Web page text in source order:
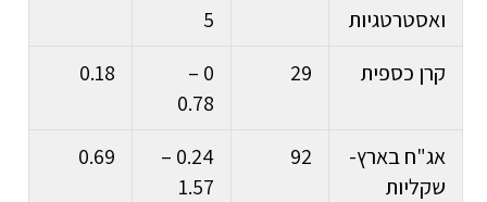
ואסטרטגיות
5
קרן כספית 29
0 –
0.78
0.18
אג"ח בארץ-
שקליות
92
0.24 –
1.57
0.69